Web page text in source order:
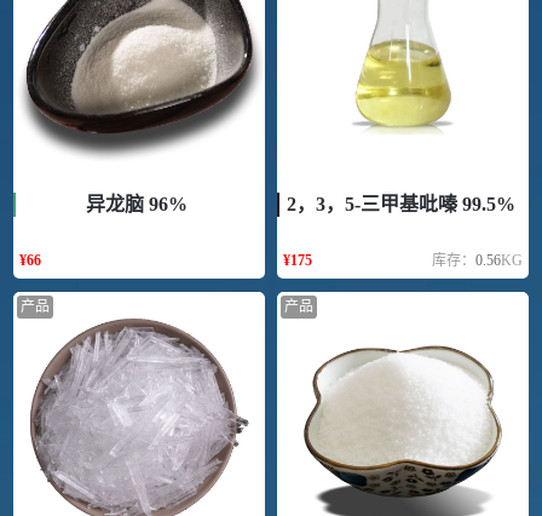
异龙脑 96%
¥66
2，3，5-三甲基吡嗪 99.5%
¥175 库存：0.56KG
产品 产品